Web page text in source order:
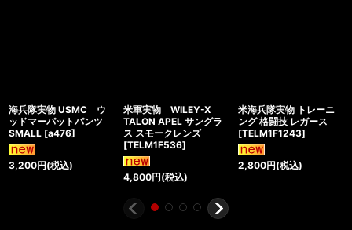
海兵隊実物 USMC ウ
ッドマーパットパンツ
SMALL [a476]
3,200円(税込)
米軍実物 WILEY-X
TALON APEL サングラ
ス スモークレンズ
[TELM1F536]
4,800円(税込)
米海兵隊実物 トレーニ
ング 格闘技 レガース
[TELM1F1243]
2,800円(税込)